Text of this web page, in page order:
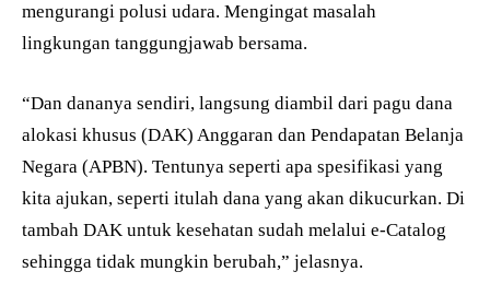
mengurangi polusi udara. Mengingat masalah
lingkungan tanggungjawab bersama.
“Dan dananya sendiri, langsung diambil dari pagu dana
alokasi khusus (DAK) Anggaran dan Pendapatan Belanja
Negara (APBN). Tentunya seperti apa spesifikasi yang
kita ajukan, seperti itulah dana yang akan dikucurkan. Di
tambah DAK untuk kesehatan sudah melalui e-Catalog
sehingga tidak mungkin berubah,” jelasnya.